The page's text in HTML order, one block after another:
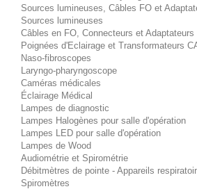
Sources lumineuses, Câbles FO et
Sources lumineuses
Câbles en FO, Connecteurs et Adaptateurs
Poignées d'Eclairage et Transformateurs
Naso-fibroscopes
Laryngo-pharyngoscope
Caméras médicales
Éclairage Médical
Lampes de diagnostic
Lampes Halogènes pour salle d'opération
Lampes LED pour salle d'opération
Lampes de Wood
Audiométrie et Spirométrie
Débitmètres de pointe - Appareils
Spiromètres